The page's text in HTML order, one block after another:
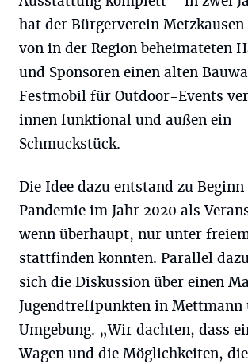
hat der Bürgerverein
von in der Region beheimateten
und Sponsoren einen alten
Festmobil für Outdoor-Events
innen funktional und außen ein
Schmuckstück.
Die Idee dazu entstand zu Beginn
Pandemie im Jahr 2020 als
wenn überhaupt, nur unter
stattfinden konnten. Parallel
sich die Diskussion über einen
Jugendtreffpunkten in Mettmann
Umgebung. „Wir dachten, dass
Wagen und die Möglichkeiten,